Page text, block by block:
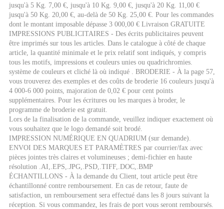
jusqu'à 5 Kg. 7,00 €, jusqu'à 10 Kg. 9,00 €, jusqu'à 20 Kg. 11,00 €
jusqu'à 50 Kg. 20,00 €, au-delà de 50 Kg. 25,00 €. Pour les commandes
dont le montant imposable dépasse 3 000,00 € Livraison GRATUITE
IMPRESSIONS PUBLICITAIRES - Des écrits publicitaires peuvent
être imprimés sur tous les articles. Dans le catalogue à côté de chaque
article, la quantité minimale et le prix relatif sont indiqués, y compris
tous les motifs, impressions et couleurs unies ou quadrichromies.
système de couleurs et cliché là où indiqué . BRODERIE - À la page 57,
vous trouverez des exemples et des coûts de broderie 16 couleurs jusqu'à
4 000-6 000 points, majoration de 0,02 € pour cent points
supplémentaires. Pour les écritures ou les marques à broder, le
programme de broderie est gratuit.
Lors de la finalisation de la commande, veuillez indiquer exactement où
vous souhaitez que le logo demandé soit brodé.
IMPRESSION NUMÉRIQUE EN QUADRIUM (sur demande).
ENVOI DES MARQUES ET PARAMÈTRES par courrier/fax avec
pièces jointes très claires et volumineuses ; demi-fichier en haute
résolution .AI,.EPS,.JPG,.PSD,.TIFF,.DOC,.BMP
ÉCHANTILLONS - À la demande du Client, tout article peut être
échantillonné contre remboursement. En cas de retour, faute de
satisfaction, un remboursement sera effectué dans les 8 jours suivant la
réception. Si vous commandez, les frais de port vous seront remboursés.